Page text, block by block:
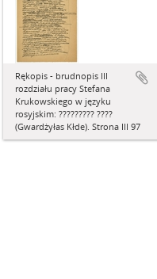
Rękopis - brudnopis III
rozdziału pracy Stefana
Krukowskiego w języku
rosyjskim: ????????? ????
(Gwardżyłas Kłde). Strona III 97